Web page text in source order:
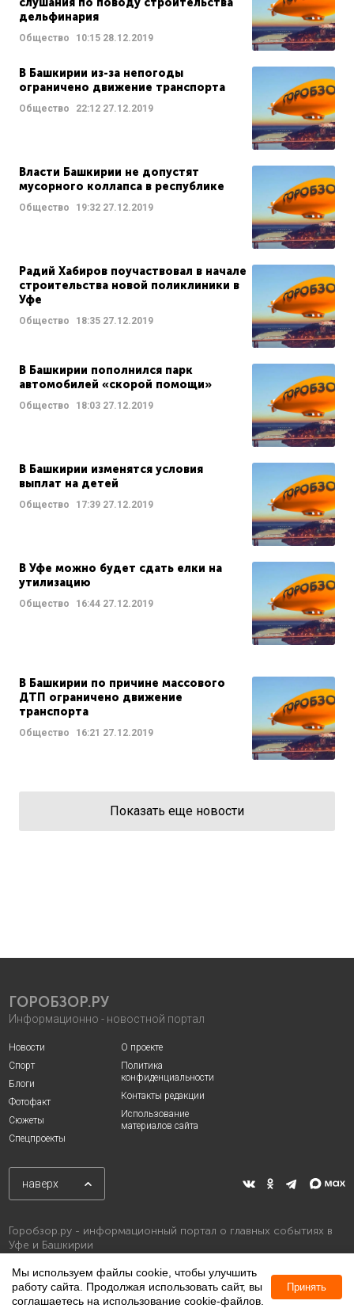
слушания по поводу строительства
дельфинария
Общество 10:15 28.12.2019
В Башкирии из-за непогоды
ограничено движение транспорта
Общество 22:12 27.12.2019
Власти Башкирии не допустят
мусорного коллапса в республике
Общество 19:32 27.12.2019
Радий Хабиров поучаствовал в начале
строительства новой поликлиники в
Уфе
Общество 18:35 27.12.2019
В Башкирии пополнился парк
автомобилей «скорой помощи»
Общество 18:03 27.12.2019
В Башкирии изменятся условия
выплат на детей
Общество 17:39 27.12.2019
В Уфе можно будет сдать елки на
утилизацию
Общество 16:44 27.12.2019
В Башкирии по причине массового
ДТП ограничено движение
транспорта
Общество 16:21 27.12.2019
Показать еще новости
ГОРОБЗОР.РУ
Информационно - новостной портал
Новости
Спорт
Блоги
Фотофакт
Сюжеты
Спецпроекты
О проекте
Политика
конфиденциальности
Контакты редакции
Использование
материалов сайта
наверх
Горобзор.ру - информационный портал о главных событиях в
Уфе и Башкирии
Мы используем файлы cookie, чтобы улучшить
работу сайта. Продолжая использовать сайт, вы
соглашаетесь на использование cookie-файлов.
Принять